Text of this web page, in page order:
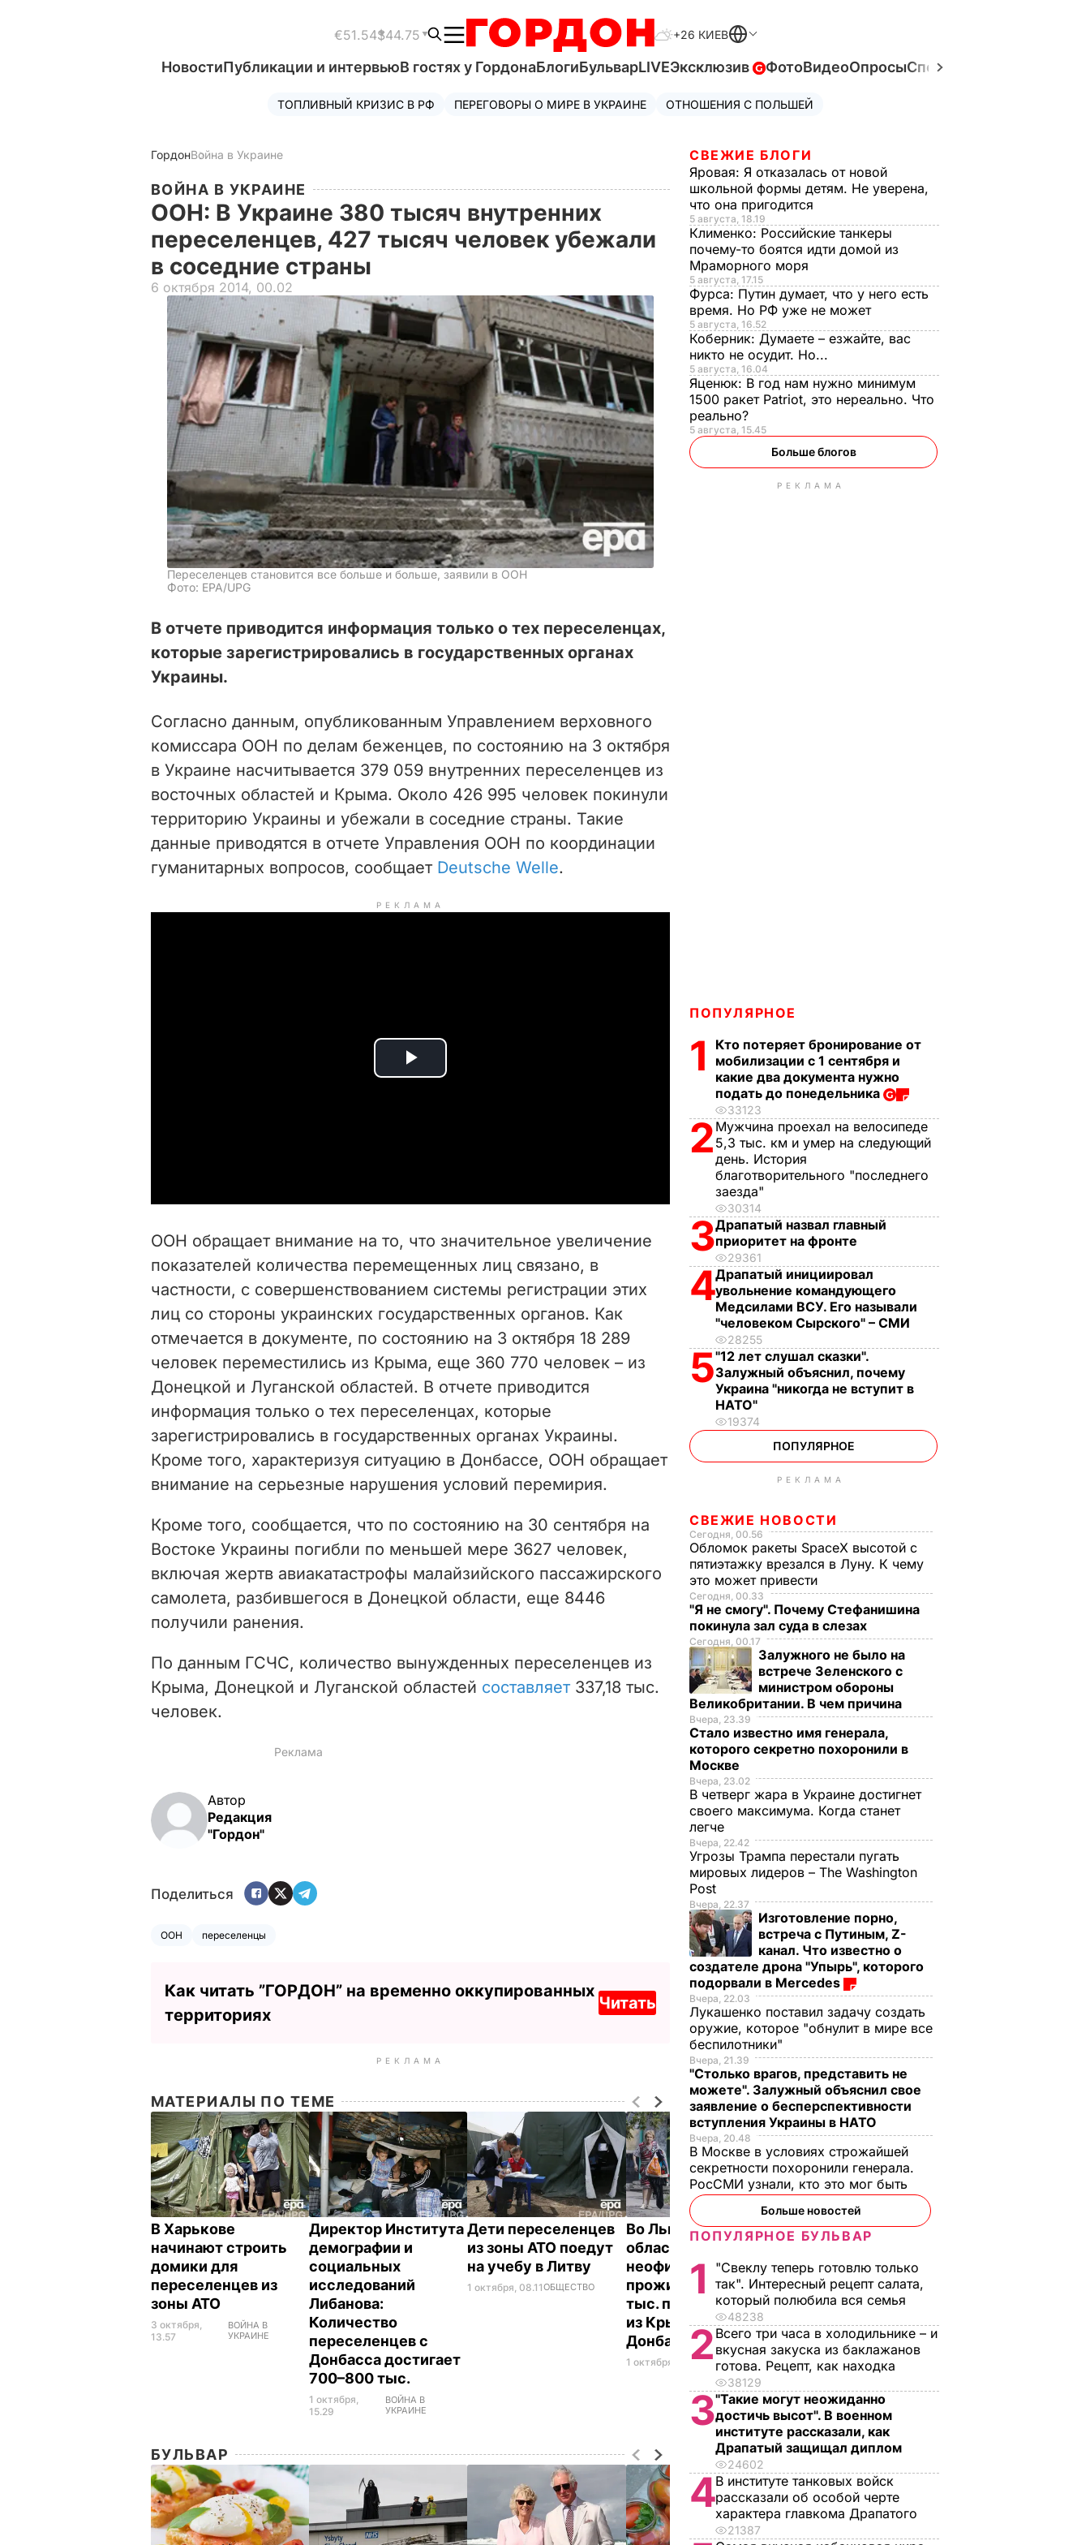
€51.54$44.75 +26 КИЕВ
НовостиПубликации и интервьюВ гостях у ГордонаБлогиБульварLIVEЭксклюзив ФотоВидеоОпросыСпецпроекты
ТОПЛИВНЫЙ КРИЗИС В РФ ПЕРЕГОВОРЫ О МИРЕ В УКРАИНЕ ОТНОШЕНИЯ С ПОЛЬШЕЙ
ГордонВойна в Украине
ВОЙНА В УКРАИНЕ
ООН: В Украине 380 тысяч внутренних
переселенцев, 427 тысяч человек убежали
в соседние страны
6 октября 2014, 00.02
Переселенцев становится все больше и больше, заявили в ООН
Фото: EPA/UPG
В отчете приводится информация только о тех переселенцах,
которые зарегистрировались в государственных органах
Украины.
Согласно данным, опубликованным Управлением верховного
комиссара ООН по делам беженцев, по состоянию на 3 октября
в Украине насчитывается 379 059 внутренних переселенцев из
восточных областей и Крыма. Около 426 995 человек покинули
территорию Украины и убежали в соседние страны. Такие
данные приводятся в отчете Управления ООН по координации
гуманитарных вопросов, сообщает Deutsche Welle.
РЕКЛАМА
P
i
d
e
o
ООН обращает внимание на то, что значительное увеличение
показателей количества перемещенных лиц связано, в
частности, с совершенствованием системы регистрации этих
лиц со стороны украинских государственных органов. Как
отмечается в документе, по состоянию на 3 октября 18 289
человек переместились из Крыма, еще 360 770 человек – из
Донецкой и Луганской областей. В отчете приводится
информация только о тех переселенцах, которые
зарегистрировались в государственных органах Украины.
Кроме того, характеризуя ситуацию в Донбассе, ООН обращает
внимание на серьезные нарушения условий перемирия.
Кроме того, сообщается, что по состоянию на 30 сентября на
Востоке Украины погибли по меньшей мере 3627 человек,
включая жертв авиакатастрофы малайзийского пассажирского
самолета, разбившегося в Донецкой области, еще 8446
получили ранения.
По данным ГСЧС, количество вынужденных переселенцев из
Крыма, Донецкой и Луганской областей составляет337,18 тыс.
человек.
Автор
Редакция
"Гордон"
Поделиться
ООН переселенцы
Как читать ”ГОРДОН” на временно оккупированных
территориях
Читать
РЕКЛАМА
МАТЕРИАЛЫ ПО ТЕМЕ
В Харькове
начинают строить
домики для
переселенцев из
зоны АТО
3 октября,
13.57
ВОЙНА В
УКРАИНЕ
Директор Института
демографии и
социальных
исследований
Либанова:
Количество
переселенцев с
Донбасса достигает
700–800 тыс.
1 октября,
15.29
ВОЙНА В
УКРАИНЕ
Дети переселенцев
из зоны АТО поедут
на учебу в Литву
1 октября, 08.11ОБЩЕСТВО
Во Львовской
области
неофициально
проживают около 12
тыс. переселенцев
из Крыма и
Донбасса
1 октября, 07.06СОБЫТИЯ
Координатор
"КрымSOS": В
Украине проходит
волна
дискриминации
переселенцев
30 сентября,
22.17
УКРАИНЕ
БУЛЬВАР
СВЕЖИЕ БЛОГИ
Яровая: Я отказалась от новой
школьной формы детям. Не уверена,
что она пригодится
5 августа, 18.19
Клименко: Российские танкеры
почему-то боятся идти домой из
Мраморного моря
5 августа, 17.15
Фурса: Путин думает, что у него есть
время. Но РФ уже не может
5 августа, 16.52
Коберник: Думаете – езжайте, вас
никто не осудит. Но...
5 августа, 16.04
Яценюк: В год нам нужно минимум
1500 ракет Patriot, это нереально. Что
реально?
5 августа, 15.45
Больше блогов
РЕКЛАМА
ПОПУЛЯРНОЕ
1
Кто потеряет бронирование от
мобилизации с 1 сентября и
какие два документа нужно
подать до понедельника
33123
2 Мужчина проехал на велосипеде
5,3 тыс. км и умер на следующий
день. История
благотворительного "последнего
заезда"
30314
3Драпатый назвал главный
приоритет на фронте
29361
4Драпатый инициировал
увольнение командующего
Медсилами ВСУ. Его называли
"человеком Сырского" – СМИ
28255
5"12 лет слушал сказки".
Залужный объяснил, почему
Украина "никогда не вступит в
НАТО"
19374
ПОПУЛЯРНОЕ
РЕКЛАМА
СВЕЖИЕ НОВОСТИ
Сегодня, 00.56
Обломок ракеты SpaceX высотой с
пятиэтажку врезался в Луну. К чему
это может привести
Сегодня, 00.33
"Я не смогу". Почему Стефанишина
покинула зал суда в слезах
Сегодня, 00.17
Залужного не было на
встрече Зеленского с
министром обороны
Великобритании. В чем причина
Вчера, 23.39
Стало известно имя генерала,
которого секретно похоронили в
Москве
Вчера, 23.02
В четверг жара в Украине достигнет
своего максимума. Когда станет
легче
Вчера, 22.42
Угрозы Трампа перестали пугать
мировых лидеров – The Washington
Post
Вчера, 22.37
Изготовление порно,
встреча с Путиным, Z-
канал. Что известно о
создателе дрона "Упырь", которого
подорвали в Mercedes
Вчера, 22.03
Лукашенко поставил задачу создать
оружие, которое "обнулит в мире все
беспилотники"
Вчера, 21.39
"Столько врагов, представить не
можете". Залужный объяснил свое
заявление о бесперспективности
вступления Украины в НАТО
Вчера, 20.48
В Москве в условиях строжайшей
секретности похоронили генерала.
РосСМИ узнали, кто это мог быть
Больше новостей
ПОПУЛЯРНОЕ БУЛЬВАР
1
"Свеклу теперь готовлю только
так". Интересный рецепт салата,
который полюбила вся семья
48238
2 Всего три часа в холодильнике – и
вкусная закуска из баклажанов
готова. Рецепт, как находка
38129
3"Такие могут неожиданно
достичь высот". В военном
институте рассказали, как
Драпатый защищал диплом
24602
4В институте танковых войск
рассказали об особой черте
характера главкома Драпатого
21387